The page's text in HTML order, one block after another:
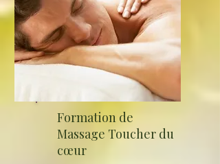
Formation de
Massage Toucher du
cœur